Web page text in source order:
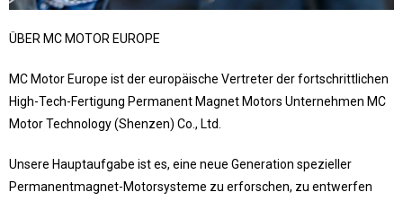
ÜBER MC MOTOR EUROPE
MC Motor Europe ist der europäische Vertreter der fortschrittlichen
High-Tech-Fertigung Permanent Magnet Motors Unternehmen MC
Motor Technology (Shenzen) Co., Ltd.
Unsere Hauptaufgabe ist es, eine neue Generation spezieller
Permanentmagnet-Motorsysteme zu erforschen, zu entwerfen